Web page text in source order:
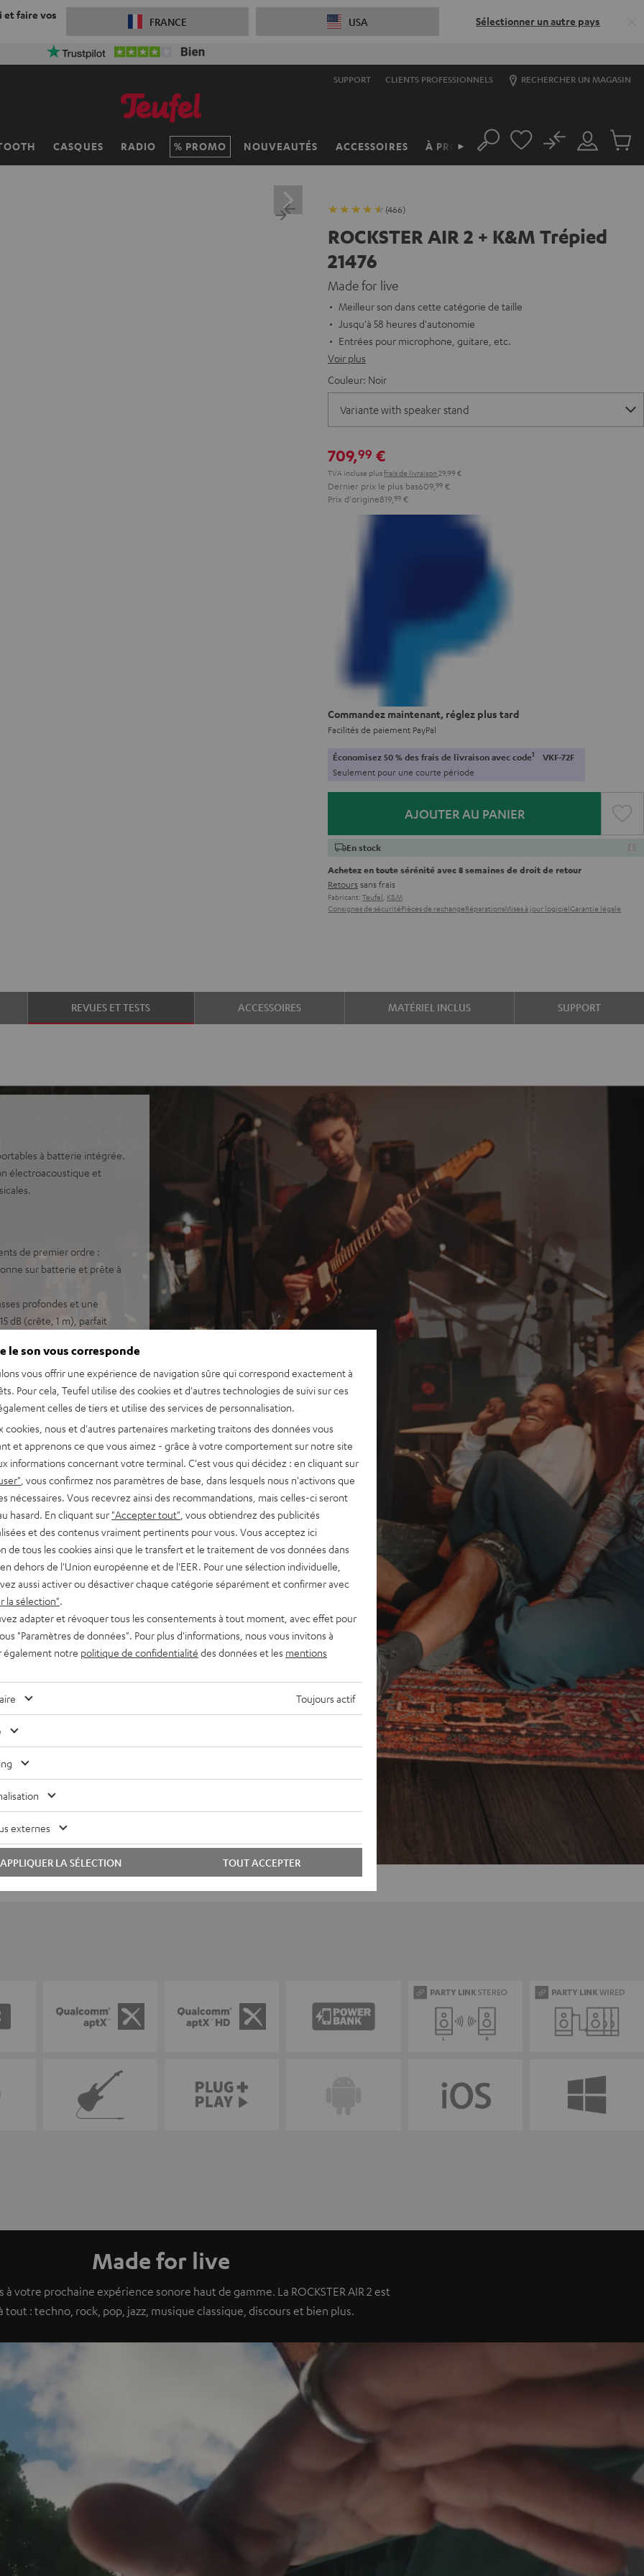
et faire vos
FRANCE USA Sélectionner un autre pays
réduction sur la livraison VKF-72F
SUPPORT CLIENTS PROFESSIONNELS RECHERCHER UN MAGASIN
CASQUES RADIO PROMO NOUVEAUTÉS ACCESSOIRES À PROPOS
► Rechercher
Mon
compte
No
(466)
ROCKSTER AIR 2 + K&M Trépied
21476
Made for live
Meilleur son dans cette catégorie de taille
Jusqu'à 58 heures d'autonomie
Entrées pour microphone, guitare, etc.
Voir plus
Couleur: Noir
709,99 €
TVA incluse plusfrais de livraison 29,99 €
Dernier prix le plus bas609, 99 €
Prix d'origine819, 99 €
Commandez maintenant, réglez plus tard
Facilités de paiement PayPal
Économisez 50 % des frais de livraison avec code1 VKF-72F
Seulement pour une courte période
AJOUTER AU PANIER
En stock
Achetez en toute sérénité avec 8 semaines de droit de retour
Retourssans frais
Fabricant: Teufel K&M
Consignes de sécuritéPièces de rechangeRéparationsMises à jour logicielGarantie légale
REVUES ET TESTS ACCESSOIRES MATÉRIEL INCLUS SUPPORT
à batterie intégrée.
électroacoustique et
de premier ordre :
sur batterie et prête à
profondes et une
dB (crête, 1 m), parfait
à directivité constante
de 250 mm à longue
HD et AAC pour une
deux ROCKSTER
câble XLR.
et AUX. Mixez tout via
efficaces Class-D avec
moyen, et jusqu’à 31
remplaçable,
à une batterie de
via USB-C,
465 Evaluations)
ÉVALUATIONS
Made for live
à votre prochaine expérience sonore haut de gamme. La ROCKSTER AIR 2 est
tout : techno, rock, pop, jazz, musique classique, discours et bien plus.
le son vous corresponde
vous offrir une expérience de navigation sûre qui correspond exactement à
Pour cela, Teufel utilise des cookies et d'autres technologies de suivi sur ces
celles de tiers et utilise des services de personnalisation.
cookies, nous et d'autres partenaires marketing traitons des données vous
et apprenons ce que vous aimez - grâce à votre comportement sur notre site
informations concernant votre terminal. C'est vous qui décidez : en cliquant sur
, vous confirmez nos paramètres de base, dans lesquels nous n'activons que
nécessaires. Vous recevrez ainsi des recommandations, mais celles-ci seront
hasard. En cliquant sur "Accepter tout" , vous obtiendrez des publicités
et des contenus vraiment pertinents pour vous. Vous acceptez ici
de tous les cookies ainsi que le transfert et le traitement de vos données dans
dehors de l'Union européenne et de l'EER. Pour une sélection individuelle,
aussi activer ou désactiver chaque catégorie séparément et confirmer avec
la sélection"
adapter et révoquer tous les consentements à tout moment, avec effet pour
"Paramètres de données". Pour plus d'informations, nous vous invitons à
également notre politique de confidentialité des données et les mentions
Toujours actif
externes
TOUT ACCEPTER
APPLIQUER LA SÉLECTION